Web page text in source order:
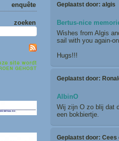
enquête
zoeken
Geplaatst door: algis
Bertus-nice
Wishes from Algis
sail with you again-
Hugs!!!
Geplaatst door:
AlbinO
Wij zijn O zo blij dat
een bokbiertje.
Geplaatst door: Cees